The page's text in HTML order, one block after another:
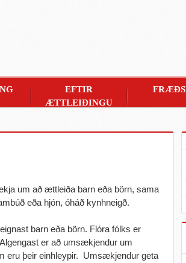
um að ættleiða barn eða börn, sama
eða hjón, óháð kynhneigð.
barn eða börn. Flóra fólks er
er að umsækjendur um
eru þeir einhleypir. Umsækjendur geta
EFTIR
ÆTTLEIÐINGU